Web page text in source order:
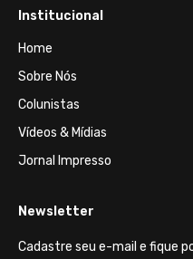
Institucional
Home
Sobre Nós
Colunistas
Vídeos & Mídias
Jornal Impresso
Newsletter
Cadastre seu e-mail e fique